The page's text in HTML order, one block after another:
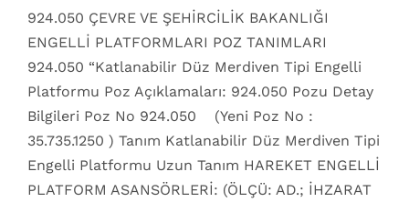
924.050 ÇEVRE VE ŞEHİRCİLİK BAKANLIĞI
ENGELLİ PLATFORMLARI POZ TANIMLARI
924.050 “Katlanabilir Düz Merdiven Tipi Engelli
Platformu Poz Açıklamaları: 924.050 Pozu Detay
Bilgileri Poz No 924.050 (Yeni Poz No :
35.735.1250 ) Tanım Katlanabilir Düz Merdiven Tipi
Engelli Platformu Uzun Tanım HAREKET ENGELLİ
PLATFORM ASANSÖRLERİ: (ÖLÇÜ: AD.; İHZARAT